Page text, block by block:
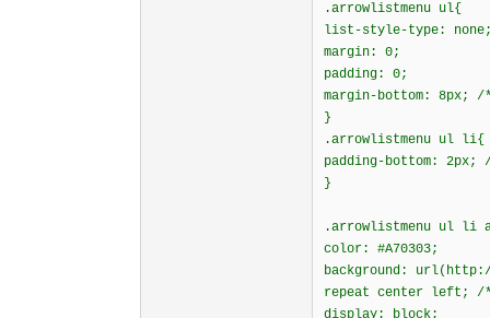
.arrowlistmenu ul{
list-style-type:
margin: 0;
padding: 0;
margin-bottom: 8px; /
}
.arrowlistmenu ul li{
padding-bottom: 2px;
}
.arrowlistmenu ul li
color: #A70303;
background: url(http://
repeat center left; /
display: block;